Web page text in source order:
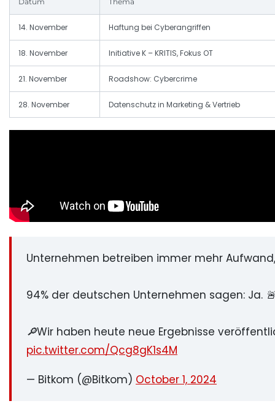
14. November Haftung bei Cyberangriffen
18. November Initiative K – KRITIS, Fokus OT
21. November Roadshow: Cybercrime
28. November Datenschutz in Marketing & Vertrieb
Unternehmen betreiben immer mehr
94% der deutschen Unternehmen sagen: Ja.
🔎Wir haben heute neue Ergebnisse
pic.twitter.com/Qcg8gK1s4M
— Bitkom (@Bitkom) October 1, 2024